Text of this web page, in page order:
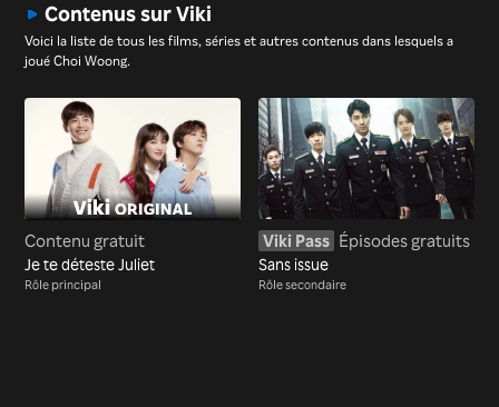
Contenus sur Viki
Voici la liste de tous les films, séries et autres contenus dans lesquels a
joué Choi Woong.
Contenu gratuit
Je te déteste Juliet
Rôle principal
Viki Pass Épisodes gratuits
Sans issue
Rôle secondaire